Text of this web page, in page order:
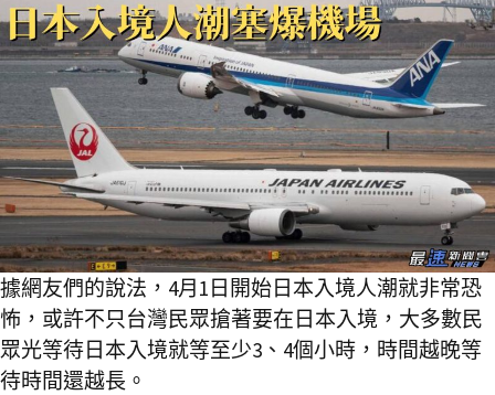
據網友們的說法，4月1日開始日本入境人潮就非常恐
怖，或許不只台灣民眾搶著要在日本入境，大多數民
眾光等待日本入境就等至少3、4個小時，時間越晚等
待時間還越長。